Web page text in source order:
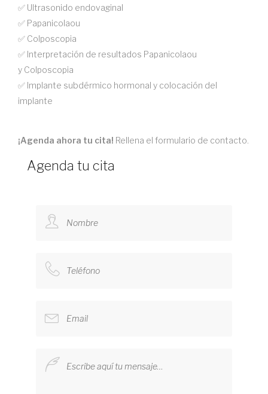
✅ Ultrasonido endovaginal
✅ Papanicolaou
✅ Colposcopia
✅ Interpretación de resultados Papanicolaou
y Colposcopia
✅ Implante subdérmico hormonal y colocación del
implante
¡Agenda ahora tu cita! Rellena el formulario de contacto.
Agenda tu cita